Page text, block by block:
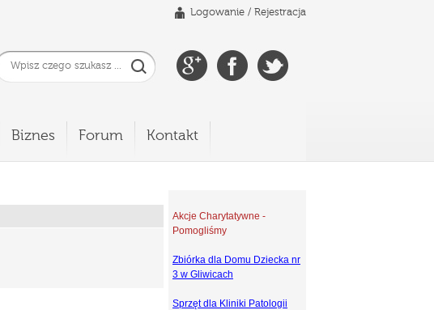
Logowanie / Rejestracja
Biznes Forum Kontakt
Akcje Charytatywne -
Pomogliśmy
Zbiórka dla Domu Dziecka nr
3 w Gliwicach
Sprzęt dla Kliniki Patologii